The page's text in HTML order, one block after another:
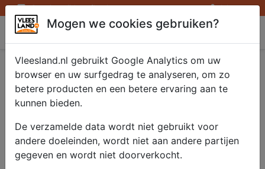
Openingstijden afhaalpunten Inloggen
Vleesland
Schnitzel gepaneerd
Oostenrijk 4x200 gr.
Artikelnummer
51005
Mogen we cookies gebruiken?
Vleesland.nl gebruikt Google Analytics om uw
browser en uw surfgedrag te analyseren, om zo
betere producten en een betere ervaring aan te
kunnen bieden.
De verzamelde data wordt niet gebruikt voor
andere doeleinden, wordt niet aan andere partijen
gegeven en wordt niet doorverkocht.